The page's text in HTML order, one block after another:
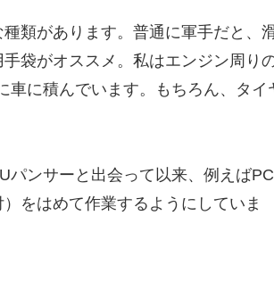
類があります。普通に軍手だと、
袋がオススメ。私はエンジン周り
車に積んでいます。もちろん、タイ
パンサーと出会って以来、例えばPC
をはめて作業するようにしていま